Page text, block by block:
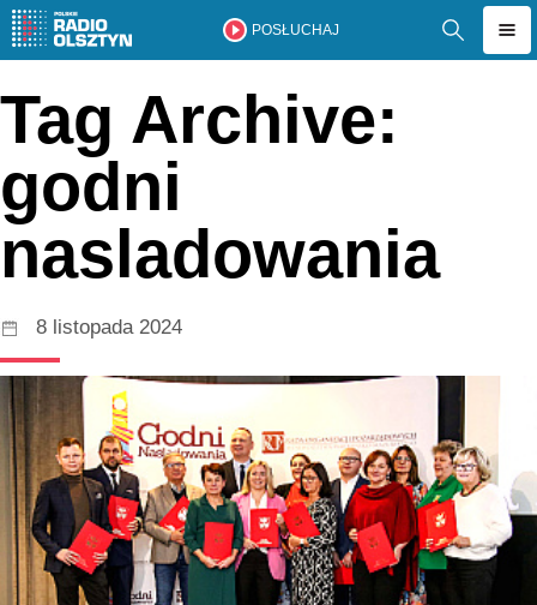
POSŁUCHAJ
Tag Archive:
godni
nasladowania
8 listopada 2024